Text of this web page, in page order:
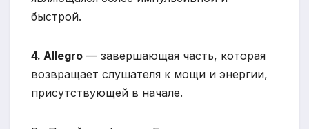
быстрой.
4. Allegro — завершающая часть, которая
возвращает слушателя к мощи и энергии,
присутствующей в начале.